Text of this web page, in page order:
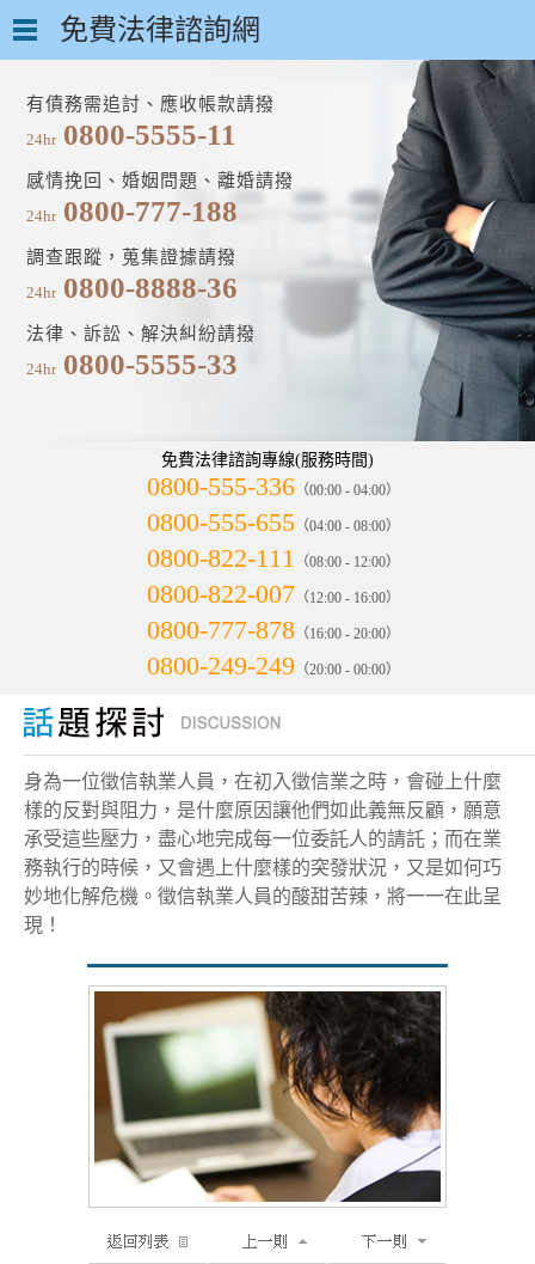
免費法律諮詢網
有債務需追討、應收帳款請撥
24hr 0800-5555-11
感情挽回、婚姻問題、離婚請撥
24hr 0800-777-188
調查跟蹤，蒐集證據請撥
24hr 0800-8888-36
法律、訴訟、解決糾紛請撥
24hr 0800-5555-33
免費法律諮詢專線(服務時間)
0800-555-336 （00:00 - 04:00）
0800-555-655 （04:00 - 08:00）
0800-822-111 （08:00 - 12:00）
0800-822-007 （12:00 - 16:00）
0800-777-878 （16:00 - 20:00）
0800-249-249 （20:00 - 00:00）
身為一位徵信執業人員，在初入徵信業之時，會碰上什麼
樣的反對與阻力，是什麼原因讓他們如此義無反顧，願意
承受這些壓力，盡心地完成每一位委託人的請託；而在業
務執行的時候，又會遇上什麼樣的突發狀況，又是如何巧
妙地化解危機。徵信執業人員的酸甜苦辣，將一一在此呈
現！